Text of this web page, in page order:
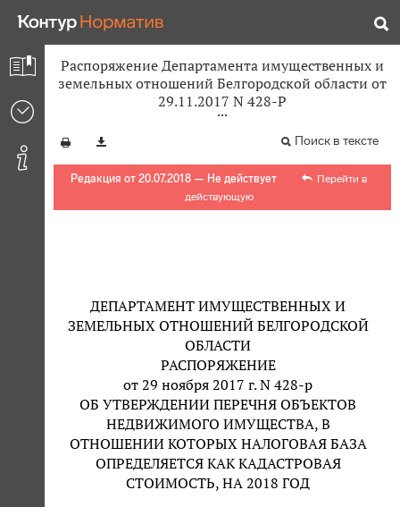
Распоряжение Департамента имущественных и
земельных отношений Белгородской области от
29.11.2017 N 428-Р
Поиск в тексте
Редакция от 20.07.2018 — Не действует
Перейти в
действующую
ДЕПАРТАМЕНТ ИМУЩЕСТВЕННЫХ И
ЗЕМЕЛЬНЫХ ОТНОШЕНИЙ БЕЛГОРОДСКОЙ
ОБЛАСТИ
РАСПОРЯЖЕНИЕ
от 29 ноября 2017 г. N 428-р
ОБ УТВЕРЖДЕНИИ ПЕРЕЧНЯ ОБЪЕКТОВ
НЕДВИЖИМОГО ИМУЩЕСТВА, В
ОТНОШЕНИИ КОТОРЫХ НАЛОГОВАЯ БАЗА
ОПРЕДЕЛЯЕТСЯ КАК КАДАСТРОВАЯ
СТОИМОСТЬ, НА 2018 ГОД